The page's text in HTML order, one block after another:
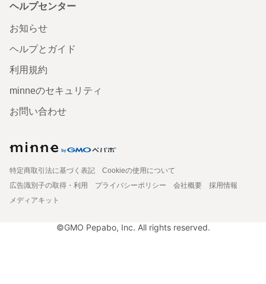
ヘルプセンター
お知らせ
ヘルプとガイド
利用規約
minneのセキュリティ
お問い合わせ
特定商取引法に基づく表記
Cookieの使用について
広告識別子の取得・利用
プライバシーポリシー 会社概要
採用情報
メディアキット
©GMO Pepabo, Inc. All rights reserved.